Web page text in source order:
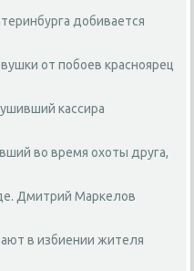
добивается
от побоев красноярец
кассира
во время охоты друга,
Дмитрий Маркелов
в избиении жителя